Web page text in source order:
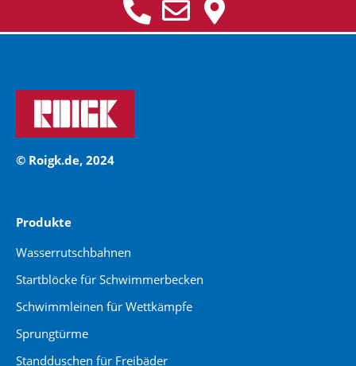
© Roigk.de, 2024
Produkte
Wasserrutschbahnen
Startblöcke für Schwimmerbecken
Schwimmleinen für Wettkämpfe
Sprungtürme
Standduschen für Freibäder